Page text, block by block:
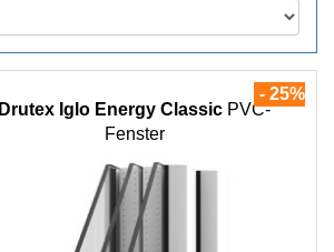
- 25%
Drutex Iglo Energy Classic PVC-
Fenster